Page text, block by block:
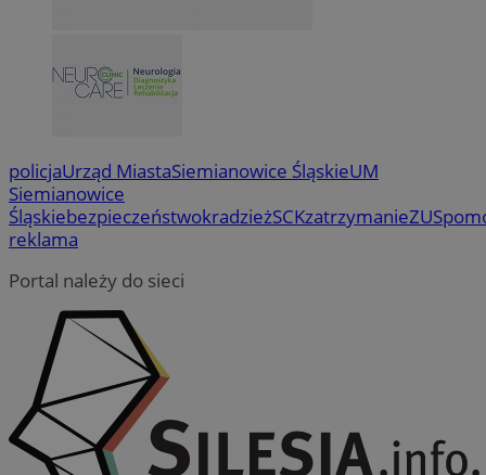
policjaUrząd MiastaSiemianowice ŚląskieUM
Siemianowice
ŚląskiebezpieczeństwokradzieżSCKzatrzymanieZUS
reklama
Portal należy do sieci